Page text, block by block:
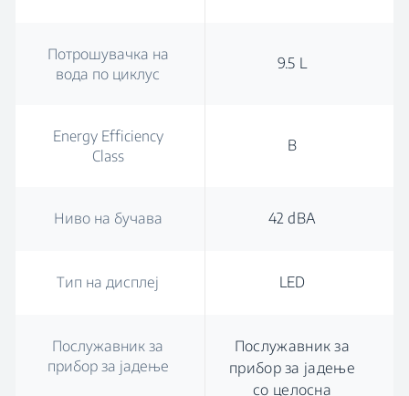
Потрошувачка на
вода по циклус
9.5 L
Energy Efficiency
Class
B
Ниво на бучава 42 dBA
Тип на дисплеј LED
Послужавник за
прибор за јадење
Послужавник за
прибор за јадење
со целосна